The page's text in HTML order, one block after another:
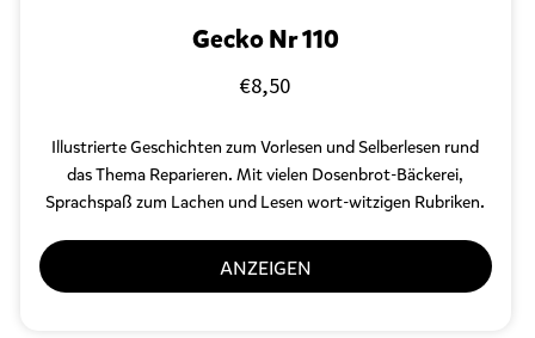
Gecko Nr 110
€8,50
Illustrierte Geschichten zum Vorlesen und Selberlesen rund
das Thema Reparieren. Mit vielen Dosenbrot-Bäckerei,
Sprachspaß zum Lachen und Lesen wort-witzigen Rubriken.
ANZEIGEN